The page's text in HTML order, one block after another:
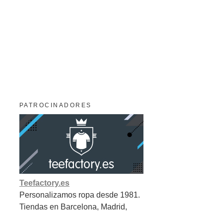
PATROCINADORES
Teefactory.es
Personalizamos ropa desde 1981.
Tiendas en Barcelona, Madrid,